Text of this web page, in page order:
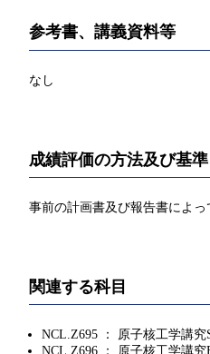
参考書、講義資料等
なし
成績評価の方法及び基準
事前の計画書及び報告書によっ
関連する科目
NCL.Z695 ： 原子核工学講究
NCL.Z696 ： 原子核工学講究